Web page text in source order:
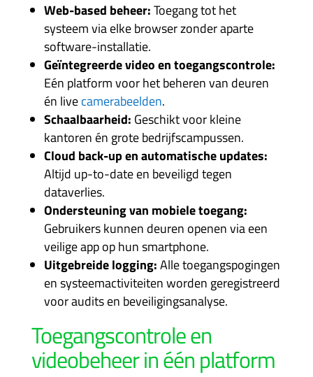
Web-based beheer:Toegang tot het
systeem via elke browser zonder aparte
software-installatie.
Geïntegreerde video en toegangscontrole:
Eén platform voor het beheren van deuren
én livecamerabeelden.
Schaalbaarheid: Geschikt voor kleine
kantoren én grote bedrijfscampussen.
Cloud back-up en automatische updates:
Altijd up-to-date en beveiligd tegen
dataverlies.
Ondersteuning van mobiele toegang:
Gebruikers kunnen deuren openen via een
veilige app op hun smartphone.
Uitgebreide logging:Alle toegangspogingen
en systeemactiviteiten worden geregistreerd
voor audits en beveiligingsanalyse.
Toegangscontrole en
videobeheer in één platform